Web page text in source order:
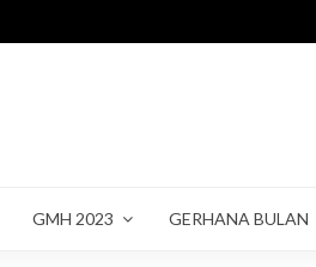
GMH 2023 GERHANA BULAN